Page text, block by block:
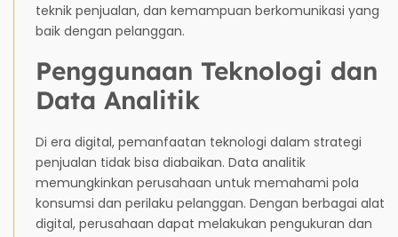
teknik penjualan, dan kemampuan berkomunikasi yang
baik dengan pelanggan.
Penggunaan Teknologi dan
Data Analitik
Di era digital, pemanfaatan teknologi dalam strategi
penjualan tidak bisa diabaikan. Data analitik
memungkinkan perusahaan untuk memahami pola
konsumsi dan perilaku pelanggan. Dengan berbagai alat
digital, perusahaan dapat melakukan pengukuran dan